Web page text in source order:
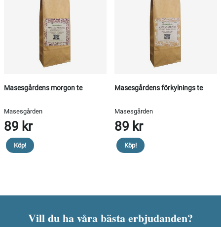
Masesgårdens morgon te
Masesgården
89 kr
Köp!
Masesgårdens förkylnings te
Masesgården
89 kr
Köp!
Vill du ha våra bästa erbjudanden?